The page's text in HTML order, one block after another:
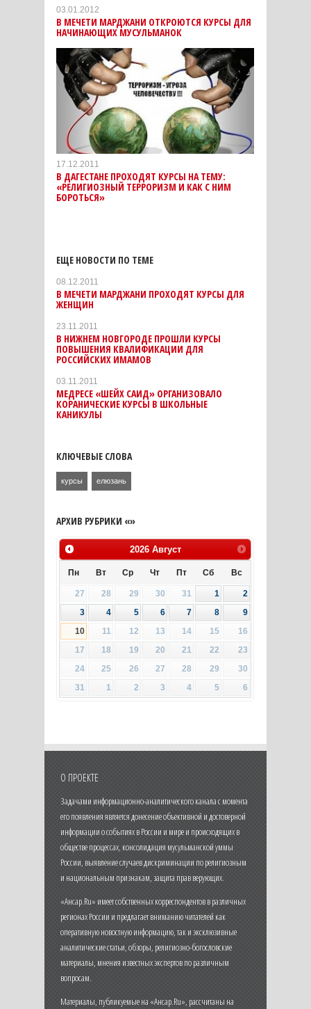
03.01.2012
В МЕЧЕТИ МАРДЖАНИ ОТКРОЮТСЯ КУРСЫ ДЛЯ
НАЧИНАЮЩИХ МУСУЛЬМАНОК
17.12.2011
В ДАГЕСТАНЕ ПРОХОДЯТ КУРСЫ НА ТЕМУ:
«РЕЛИГИОЗНЫЙ ТЕРРОРИЗМ И КАК С НИМ
БОРОТЬСЯ»
ЕЩЕ НОВОСТИ ПО ТЕМЕ
08.12.2011
В МЕЧЕТИ МАРДЖАНИ ПРОХОДЯТ КУРСЫ ДЛЯ
ЖЕНЩИН
23.11.2011
В НИЖНЕМ НОВГОРОДЕ ПРОШЛИ КУРСЫ
ПОВЫШЕНИЯ КВАЛИФИКАЦИИ ДЛЯ
РОССИЙСКИХ ИМАМОВ
03.11.2011
МЕДРЕСЕ «ШЕЙХ САИД» ОРГАНИЗОВАЛО
КОРАНИЧЕСКИЕ КУРСЫ В ШКОЛЬНЫЕ
КАНИКУЛЫ
КЛЮЧЕВЫЕ СЛОВА
курсы елюзань
АРХИВ РУБРИКИ «»
2026 Август
Пн Вт Ср Чт Пт Сб Вс
27 28 29 30 31 1
2
3
4 5 6 7 8
9
10
11 12 13 14 15
16
17
18 19 20 21 22
23
24
25 26 27 28 29
30
31
1 2 3 4 5 6
О ПРОЕКТЕ
Задачами информационно-аналитического канала с момента
его появления является донесение объективной и достоверной
информации о событиях в России и мире и происходящих в
обществе процессах, консолидация мусульманской уммы
России, выявление случаев дискриминации по религиозным
и национальным признакам, защита прав верующих.
«Ансар.Ru» имеет собственных корреспондентов в различных
регионах России и предлагает вниманию читателей как
оперативную новостную информацию, так и эксклюзивные
аналитические статьи, обзоры, религиозно-богословские
материалы, мнения известных экспертов по различным
вопросам.
Материалы, публикуемые на «Ансар.Ru», рассчитаны на